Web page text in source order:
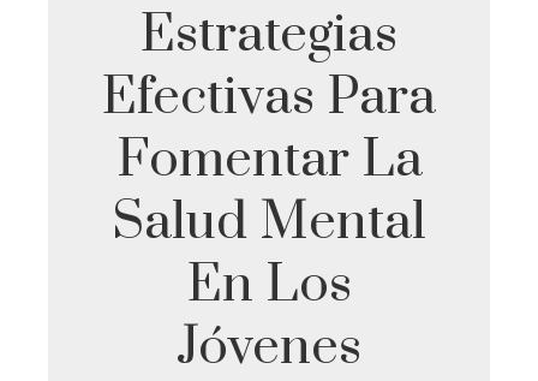
Estrategias
Efectivas Para
Fomentar La
Salud Mental
En Los
Jóvenes